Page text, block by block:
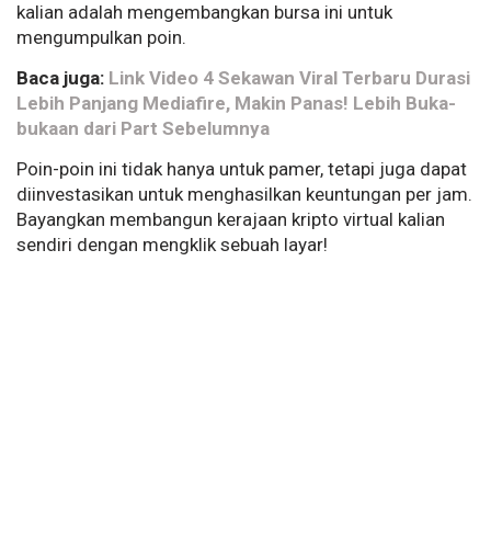
kalian adalah mengembangkan bursa ini untuk
mengumpulkan poin.
Baca juga: Link Video 4 Sekawan Viral Terbaru Durasi
Lebih Panjang Mediafire, Makin Panas! Lebih Buka-
bukaan dari Part Sebelumnya
Poin-poin ini tidak hanya untuk pamer, tetapi juga dapat
diinvestasikan untuk menghasilkan keuntungan per jam.
Bayangkan membangun kerajaan kripto virtual kalian
sendiri dengan mengklik sebuah layar!